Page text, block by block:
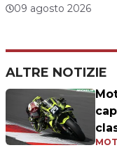
09 agosto 2026
ALTRE NOTIZIE